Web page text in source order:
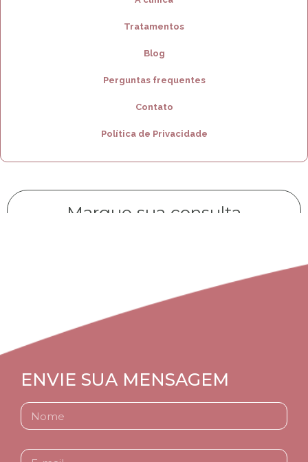
Tratamentos
Blog
Perguntas frequentes
Contato
Política de Privacidade
Marque sua consulta
ENVIE SUA MENSAGEM